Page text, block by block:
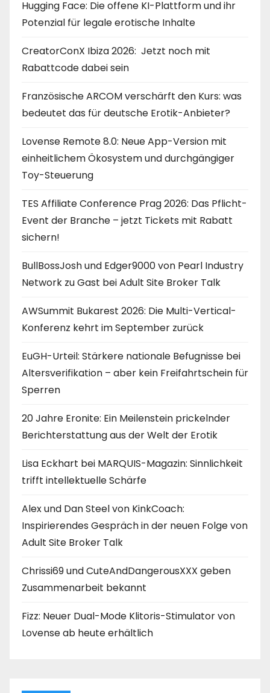
Hugging Face: Die offene KI-Plattform und ihr
Potenzial für legale erotische Inhalte
CreatorConX Ibiza 2026: Jetzt noch mit
Rabattcode dabei sein
Französische ARCOM verschärft den Kurs: was
bedeutet das für deutsche Erotik-Anbieter?
Lovense Remote 8.0: Neue App-Version mit
einheitlichem Ökosystem und durchgängiger
Toy-Steuerung
TES Affiliate Conference Prag 2026: Das Pflicht-
Event der Branche – jetzt Tickets mit Rabatt
sichern!
BullBossJosh und Edger9000 von Pearl Industry
Network zu Gast bei Adult Site Broker Talk
AWSummit Bukarest 2026: Die Multi-Vertical-
Konferenz kehrt im September zurück
EuGH-Urteil: Stärkere nationale Befugnisse bei
Altersverifikation – aber kein Freifahrtschein für
Sperren
20 Jahre Eronite: Ein Meilenstein prickelnder
Berichterstattung aus der Welt der Erotik
Lisa Eckhart bei MARQUIS-Magazin: Sinnlichkeit
trifft intellektuelle Schärfe
Alex und Dan Steel von KinkCoach:
Inspirierendes Gespräch in der neuen Folge von
Adult Site Broker Talk
Chrissi69 und CuteAndDangerousXXX geben
Zusammenarbeit bekannt
Fizz: Neuer Dual-Mode Klitoris-Stimulator von
Lovense ab heute erhältlich